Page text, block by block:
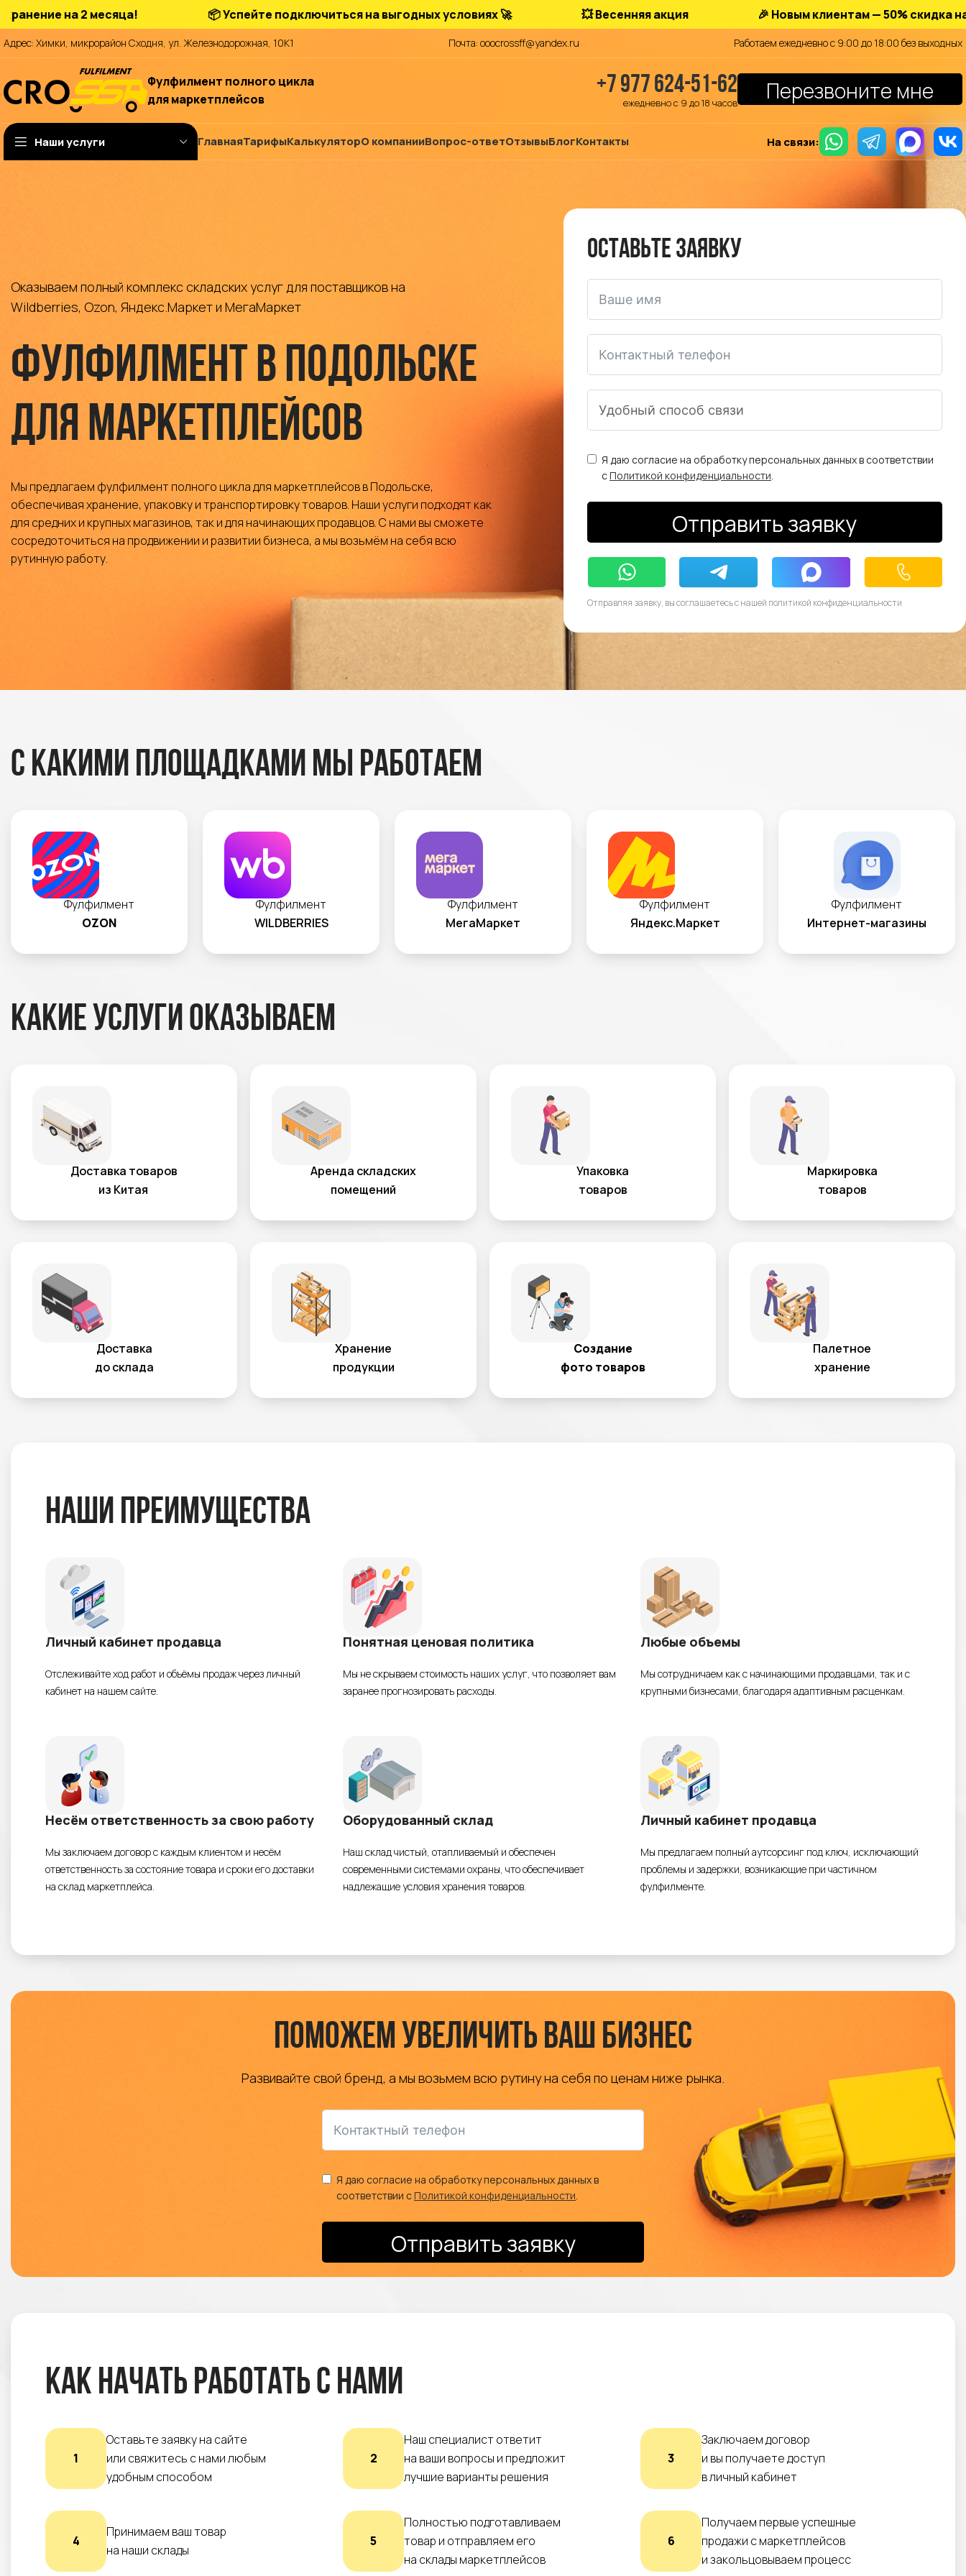
Адрес: Химки, микрорайон Сходня, ул. Железнодорожная, 10К1 Почта: ooocrossff@yandex.ru Работаем ежедневно с 9:00 до 18:00 без выходных
Фулфилмент полного цикла
для маркетплейсов
+7 977 624-51-62
ежедневно с 9 до 18 часов Перезвоните мне
Наши услуги ГлавнаяТарифыКалькуляторО компанииВопрос-ответОтзывыБлогКонтакты На связи:
Оказываем полный комплекс складских услуг для поставщиков на
Wildberries, Ozon, Яндекс.Маркет и МегаМаркет
Фулфилмент в Подольске
для маркетплейсов
Мы предлагаем фулфилмент полного цикла для маркетплейсов в Подольске,
обеспечивая хранение, упаковку и транспортировку товаров. Наши услуги подходят как
для средних и крупных магазинов, так и для начинающих продавцов. С нами вы сможете
сосредоточиться на продвижении и развитии бизнеса, а мы возьмём на себя всю
рутинную работу.
Оставьте заявку
Я даю согласие на обработку персональных данных в соответствии
сПолитикой конфиденциальности.
Отправить заявку
Отправляя заявку, вы соглашаетесь с нашей политикой конфиденциальности
С какими площадками мы работаем
Фулфилмент
OZON
Фулфилмент
WILDBERRIES
Фулфилмент
МегаМаркет
Фулфилмент
Яндекс.Маркет
Фулфилмент
Интернет-магазины
Какие услуги оказываем
Доставка товаров
из Китая
Аренда складских
помещений
Упаковка
товаров
Маркировка
товаров
Доставка
до склада
Хранение
продукции
Создание
фото товаров
Палетное
хранение
Наши преимущества
Личный кабинет продавца
Отслеживайте ход работ и объёмы продаж через личный
кабинет на нашем сайте.
Понятная ценовая политика
Мы не скрываем стоимость наших услуг, что позволяет вам
заранее прогнозировать расходы.
Любые объемы
Мы сотрудничаем как с начинающими продавцами, так и с
крупными бизнесами, благодаря адаптивным расценкам.
Несём ответственность за свою работу
Мы заключаем договор с каждым клиентом и несём
ответственность за состояние товара и сроки его доставки
на склад маркетплейса.
Оборудованный склад
Наш склад чистый, отапливаемый и обеспечен
современными системами охраны, что обеспечивает
надлежащие условия хранения товаров.
Личный кабинет продавца
Мы предлагаем полный аутсорсинг под ключ, исключающий
проблемы и задержки, возникающие при частичном
фулфилменте.
Поможем увеличить ваш бизнес
Развивайте свой бренд, а мы возьмем всю рутину на себя по ценам ниже рынка.
Я даю согласие на обработку персональных данных в
соответствии сПолитикой конфиденциальности
Отправить заявку
Как начать работать с нами
1
Оставьте заявку на сайте
или свяжитесь с нами любым
удобным способом
2
Наш специалист ответит
на ваши вопросы и предложит
лучшие варианты решения
3
Заключаем договор
и вы получаете доступ
в личный кабинет
4
Принимаем ваш товар
на наши склады
5
Полностью подготавливаем
товар и отправляем его
на склады маркетплейсов
6
Получаем первые успешные
продажи с маркетплейсов
и закольцовываем процесс
на 2 месяца! 📦 Успейте подключиться на выгодных условиях 🚀 💥 Весенняя акция 🎉 Новым клиентам — 50% скидка на